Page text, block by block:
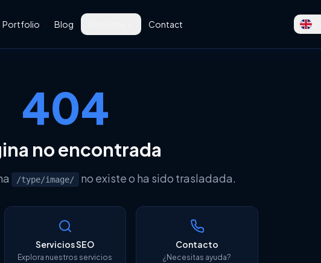
Portfolio Blog
Las mejores herramientas
gratuitas
Contact
404
no encontrada
/type/image/ no existe o ha sido trasladada.
Servicios SEO
Explora nuestros servicios
Contacto
¿Necesitas ayuda?